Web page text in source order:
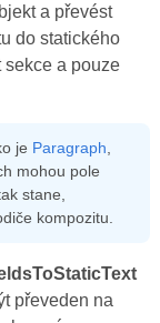
a převést
do statického
a pouze
je Paragraph,
mohou pole
stane,
kompozitu.
převeden na